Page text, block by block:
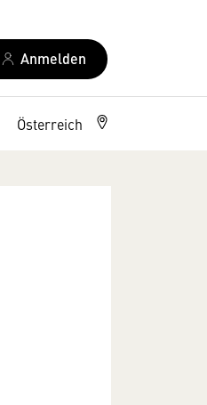
Anmelden
Österreich